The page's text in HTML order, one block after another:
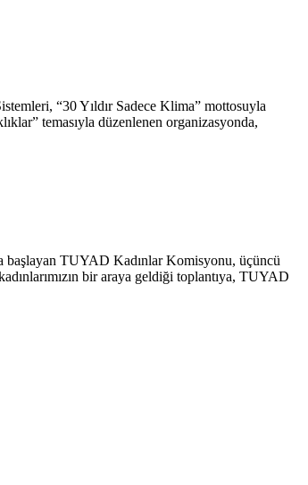
“30 Yıldır Sadece Klima” mottosuyla
temasıyla düzenlenen organizasyonda,
başlayan TUYAD Kadınlar Komisyonu, üçüncü
bir araya geldiği toplantıya, TUYAD